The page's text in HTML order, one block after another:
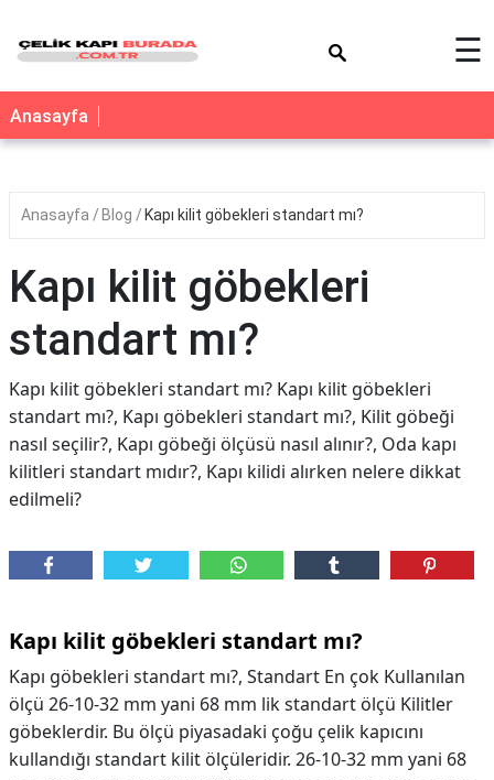
☰
Anasayfa
Anasayfa Blog Kapı kilit göbekleri standart mı?
Kapı kilit göbekleri
standart mı?
Kapı kilit göbekleri standart mı? Kapı kilit göbekleri
standart mı?, Kapı göbekleri standart mı?, Kilit göbeği
nasıl seçilir?, Kapı göbeği ölçüsü nasıl alınır?, Oda kapı
kilitleri standart mıdır?, Kapı kilidi alırken nelere dikkat
edilmeli?
Kapı kilit göbekleri standart mı?
Kapı göbekleri standart mı?, Standart En çok Kullanılan
ölçü 26-10-32 mm yani 68 mm lik standart ölçü Kilitler
göbeklerdir. Bu ölçü piyasadaki çoğu çelik kapıcını
kullandığı standart kilit ölçüleridir. 26-10-32 mm yani 68